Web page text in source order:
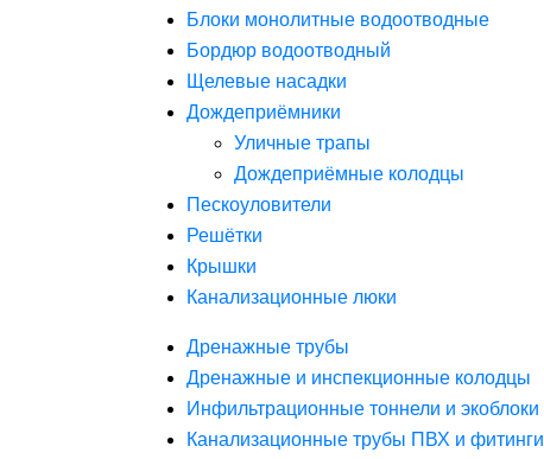
Блоки монолитные водоотводные
Бордюр водоотводный
Щелевые насадки
Дождеприёмники
Уличные трапы
Дождеприёмные колодцы
Пескоуловители
Решётки
Крышки
Канализационные люки
Дренажные трубы
Дренажные и инспекционные колодцы
Инфильтрационные тоннели и экоблоки
Канализационные трубы ПВХ и фитинги